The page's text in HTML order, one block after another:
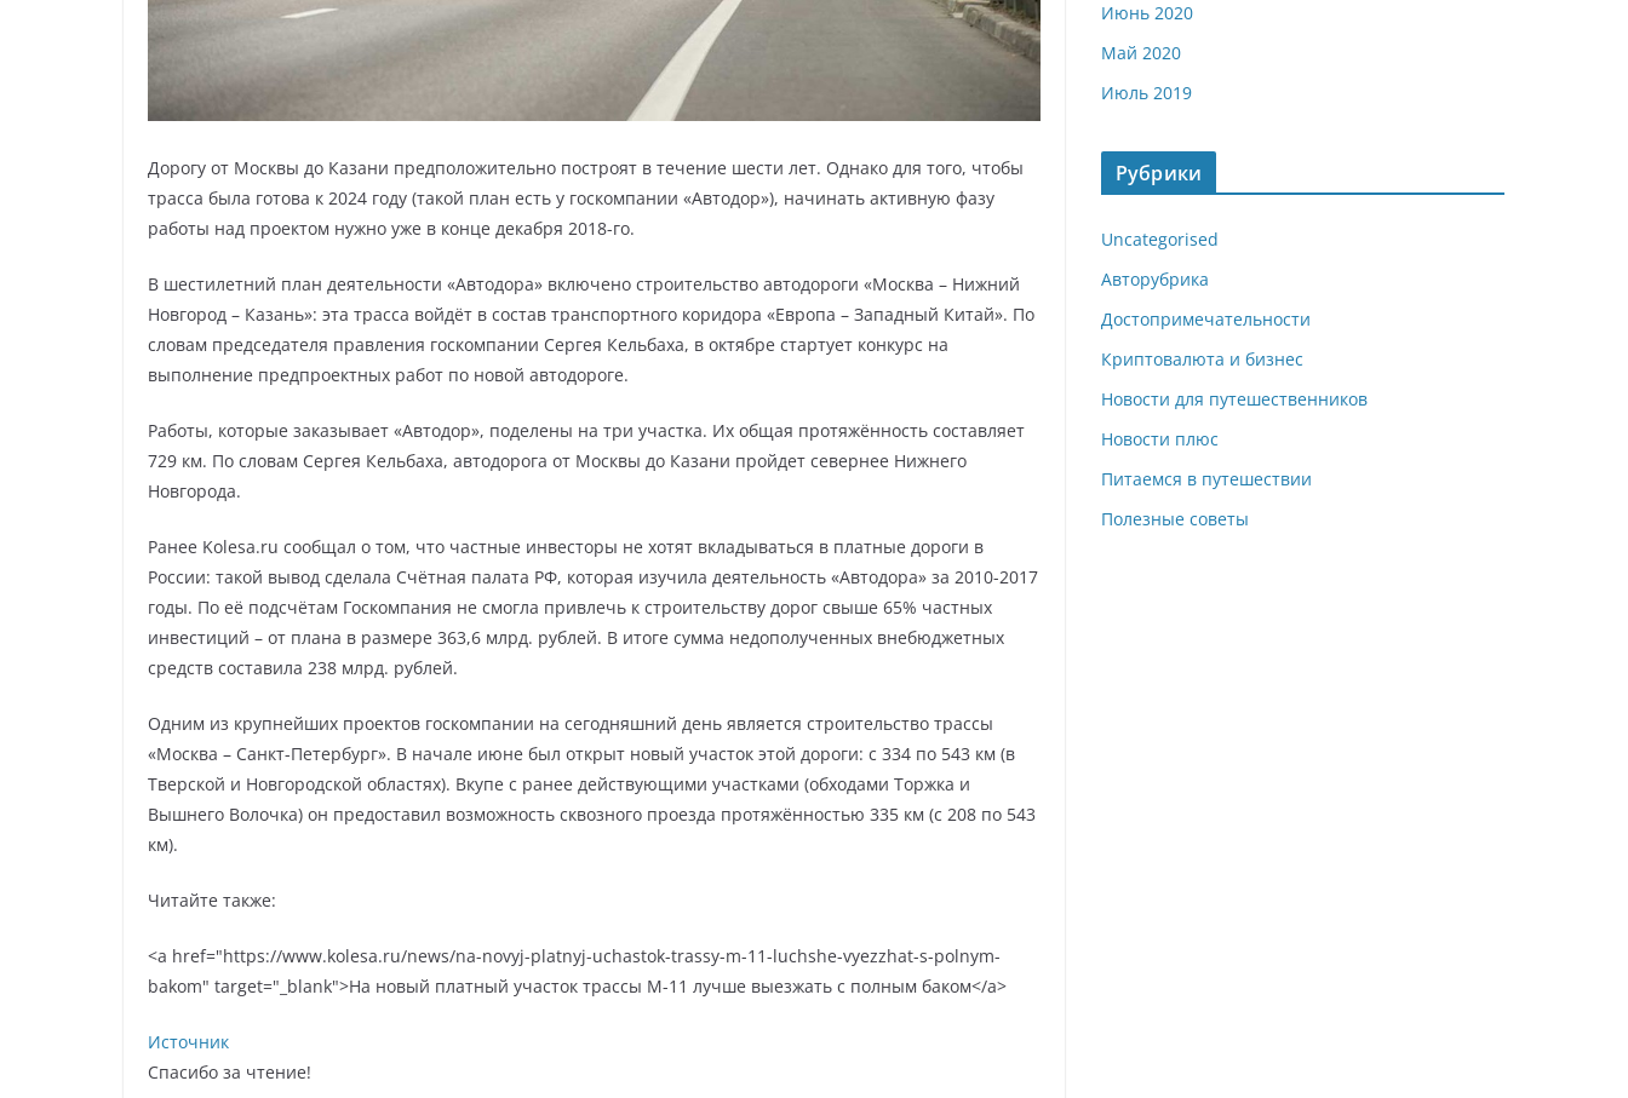
Дорогу от Москвы до Казани предположительно построят в течение шести лет. Однако для того, чтобы
трасса была готова к 2024 году (такой план есть у госкомпании «Автодор»), начинать активную фазу
работы над проектом нужно уже в конце декабря 2018-го.
В шестилетний план деятельности «Автодора» включено строительство автодороги «Москва – Нижний
Новгород – Казань»: эта трасса войдёт в состав транспортного коридора «Европа – Западный Китай». По
словам председателя правления госкомпании Сергея Кельбаха, в октябре стартует конкурс на
выполнение предпроектных работ по новой автодороге.
Работы, которые заказывает «Автодор», поделены на три участка. Их общая протяжённость составляет
729 км. По словам Сергея Кельбаха, автодорога от Москвы до Казани пройдет севернее Нижнего
Новгорода.
Ранее Kolesa.ru сообщал о том, что частные инвесторы не хотят вкладываться в платные дороги в
России: такой вывод сделала Счётная палата РФ, которая изучила деятельность «Автодора» за 2010-2017
годы. По её подсчётам Госкомпания не смогла привлечь к строительству дорог свыше 65% частных
инвестиций – от плана в размере 363,6 млрд. рублей. В итоге сумма недополученных внебюджетных
средств составила 238 млрд. рублей.
Одним из крупнейших проектов госкомпании на сегодняшний день является строительство трассы
«Москва – Санкт-Петербург». В начале июне был открыт новый участок этой дороги: с 334 по 543 км (в
Тверской и Новгородской областях). Вкупе с ранее действующими участками (обходами Торжка и
Вышнего Волочка) он предоставил возможность сквозного проезда протяжённостью 335 км (с 208 по 543
км).
Читайте также:
<a href="https://www.kolesa.ru/news/na-novyj-platnyj-uchastok-trassy-m-11-luchshe-vyezzhat-s-polnym-
bakom" target="_blank">На новый платный участок трассы М-11 лучше выезжать с полным баком</a>
Источник
Спасибо за чтение!
Июнь 2020
Май 2020
Июль 2019
Рубрики
Uncategorised
Авторубрика
Достопримечательности
Криптовалюта и бизнес
Новости для путешественников
Новости плюс
Питаемся в путешествии
Полезные советы